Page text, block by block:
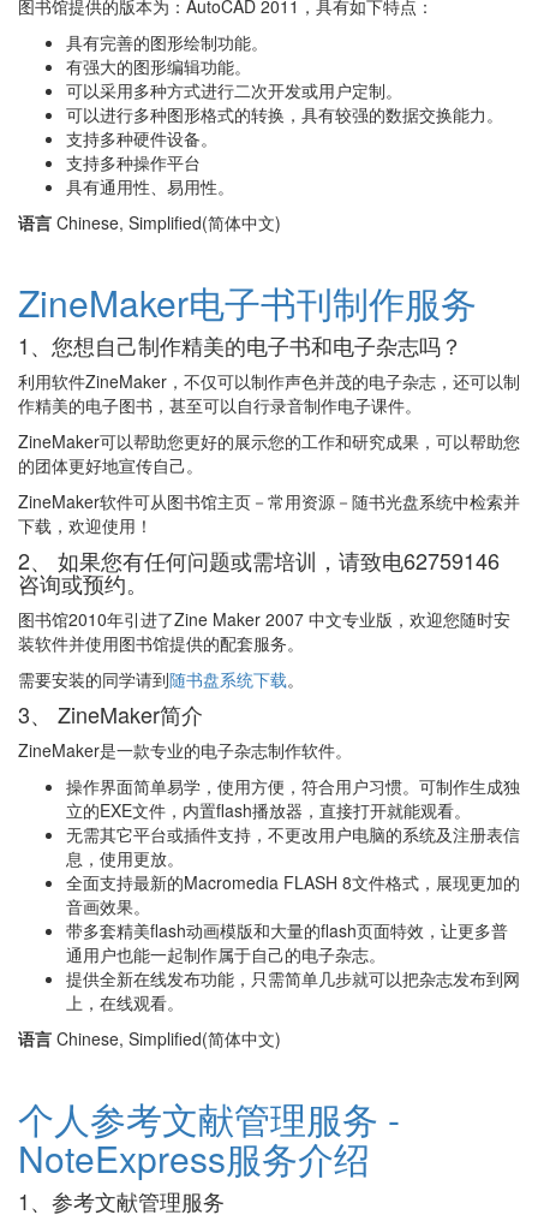
图书馆提供的版本为：AutoCAD 2011，具有如下特点：
具有完善的图形绘制功能。
有强大的图形编辑功能。
可以采用多种方式进行二次开发或用户定制。
可以进行多种图形格式的转换，具有较强的数据交换能力。
支持多种硬件设备。
支持多种操作平台
具有通用性、易用性。
语言 Chinese, Simplified(简体中文)
ZineMaker电子书刊制作服务
1、您想自己制作精美的电子书和电子杂志吗？
利用软件ZineMaker，不仅可以制作声色并茂的电子杂志，还可以制
作精美的电子图书，甚至可以自行录音制作电子课件。
ZineMaker可以帮助您更好的展示您的工作和研究成果，可以帮助您
的团体更好地宣传自己。
ZineMaker软件可从图书馆主页－常用资源－随书光盘系统中检索并
下载，欢迎使用！
2、 如果您有任何问题或需培训，请致电62759146
咨询或预约。
图书馆2010年引进了Zine Maker 2007 中文专业版，欢迎您随时安
装软件并使用图书馆提供的配套服务。
需要安装的同学请到随书盘系统下载。
3、 ZineMaker简介
ZineMaker是一款专业的电子杂志制作软件。
操作界面简单易学，使用方便，符合用户习惯。可制作生成独
立的EXE文件，内置flash播放器，直接打开就能观看。
无需其它平台或插件支持，不更改用户电脑的系统及注册表信
息，使用更放。
全面支持最新的Macromedia FLASH 8文件格式，展现更加的
音画效果。
带多套精美flash动画模版和大量的flash页面特效，让更多普
通用户也能一起制作属于自己的电子杂志。
提供全新在线发布功能，只需简单几步就可以把杂志发布到网
上，在线观看。
语言 Chinese, Simplified(简体中文)
个人参考文献管理服务 -
NoteExpress服务介绍
1、参考文献管理服务